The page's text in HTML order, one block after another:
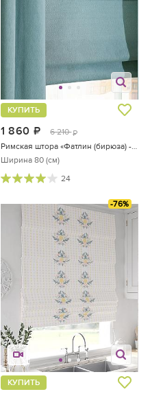
1 860 руб.
6 210 руб.
КУПИТЬ
Ширина 80 (см)
24
-76%
КУПИТЬ